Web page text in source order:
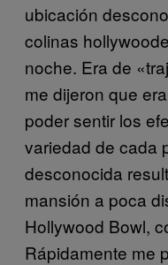
ubicación
colinas
noche. Era de
me dijeron que
poder sentir los
variedad de cada
desconocida
mansión a poca
Hollywood Bowl,
Rápidamente me